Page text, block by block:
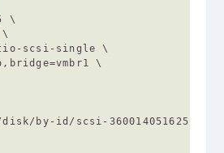
\
scsi-single \
\
by-id/scsi-